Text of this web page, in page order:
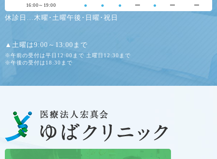
16:00～19:00 ● ● ● ー ● ー ー
休診日…木曜･土曜午後･日曜･祝日
▲土曜は9:00～13:00まで
※午前の受付は平日12:00まで 土曜日12:30まで
※午後の受付は18:30まで